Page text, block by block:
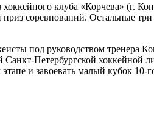
хоккейного клуба «Корчева» (г.
соревнований. Остальные
под руководством тренера
Петербургской
и завоевать малый кубок